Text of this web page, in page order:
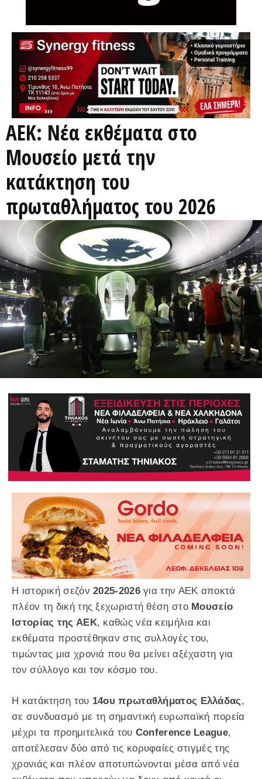
ΑΕΚ: Νέα εκθέματα στο
Μουσείο μετά την
κατάκτηση του
πρωταθλήματος του 2026
Η ιστορική σεζόν2025-2026για την ΑΕΚ αποκτά
πλέον τη δική της ξεχωριστή θέση στο Μουσείο
Ιστορίας της ΑΕΚ, καθώς νέα κειμήλια και
εκθέματα προστέθηκαν στις συλλογές του,
τιμώντας μια χρονιά που θα μείνει αξέχαστη για
τον σύλλογο και τον κόσμο του.
Η κατάκτηση του 14ου πρωταθλήματος Ελλάδας,
σε συνδυασμό με τη σημαντική ευρωπαϊκή πορεία
μέχρι τα προημιτελικά του Conference League,
αποτέλεσαν δύο από τις κορυφαίες στιγμές της
χρονιάς και πλέον αποτυπώνονται μέσα από νέα